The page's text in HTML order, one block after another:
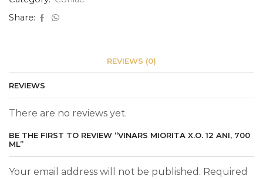
Share:
REVIEWS (0)
REVIEWS
There are no reviews yet.
BE THE FIRST TO REVIEW “VINARS MIORITA X.O. 12 ANI, 700
ML”
Your email address will not be published. Required